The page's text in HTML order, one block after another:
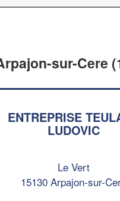
sur-Cere
ENTREPRISE
LUDOVIC
Le Vert
15130 Arpajon-sur-